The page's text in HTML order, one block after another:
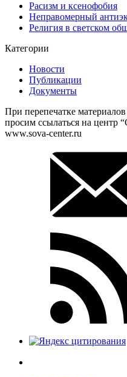
Расизм и ксенофобия
Неправомерный
Религия в светском
Категории
Новости
Публикации
Документы
При перепечатке
просим ссылаться на центр
www.sova-center.ru